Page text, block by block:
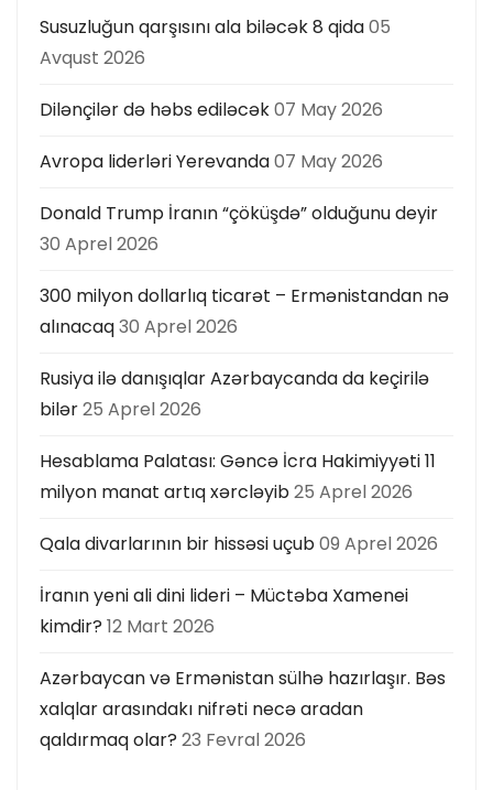
ıSusuzluğun qarşısını ala biləcək 8 qida05
Avqust 2026
Dilənçilər də həbs ediləcək07 May 2026
Avropa liderləri Yerevanda07 May 2026
Donald Trump İranın “çöküşdə” olduğunu deyir
30 Aprel 2026
300 milyon dollarlıq ticarət – Ermənistandan nə
alınacaq30 Aprel 2026
Rusiya ilə danışıqlar Azərbaycanda da keçirilə
bilər25 Aprel 2026
Hesablama Palatası: Gəncə İcra Hakimiyyəti 11
milyon manat artıq xərcləyib25 Aprel 2026
Qala divarlarının bir hissəsi uçub09 Aprel 2026
İranın yeni ali dini lideri – Müctəba Xamenei
kimdir? 12 Mart 2026
Azərbaycan və Ermənistan sülhə hazırlaşır. Bəs
xalqlar arasındakı nifrəti necə aradan
qaldırmaq olar? 23 Fevral 2026